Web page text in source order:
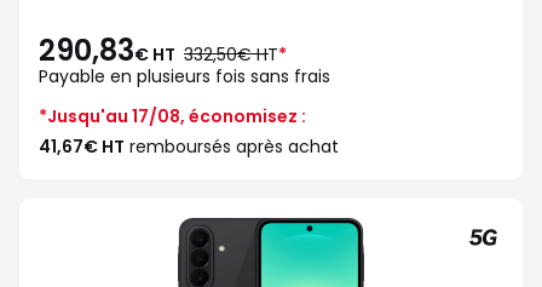
290,83€ HT au
lieu
de
332,50€ HT*
Payable en plusieurs fois sans frais
*Jusqu'au 17/08, économisez :
41,67€ HT remboursés après achat